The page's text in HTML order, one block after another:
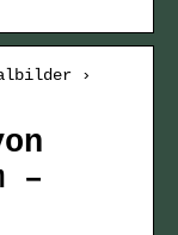
›
–